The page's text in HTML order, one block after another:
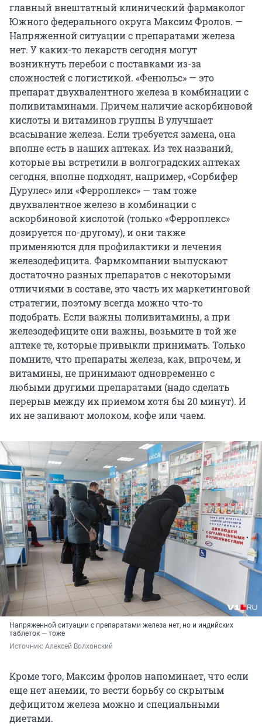
главный внештатный клинический фармаколог
Южного федерального округа Максим Фролов. —
Напряженной ситуации с препаратами железа
нет. У каких-то лекарств сегодня могут
возникнуть перебои с поставками из-за
сложностей с логистикой. «Фенюльс» — это
препарат двухвалентного железа в комбинации с
поливитаминами. Причем наличие аскорбиновой
кислоты и витаминов группы B улучшает
всасывание железа. Если требуется замена, она
вполне есть в наших аптеках. Из тех названий,
которые вы встретили в волгоградских аптеках
сегодня, вполне подходят, например, «Сорбифер
Дурулес» или «Ферроплекс» — там тоже
двухвалентное железо в комбинации с
аскорбиновой кислотой (только «Ферроплекс»
дозируется по-другому), и они также
применяются для профилактики и лечения
железодефицита. Фармкомпании выпускают
достаточно разных препаратов с некоторыми
отличиями в составе, это часть их маркетинговой
стратегии, поэтому всегда можно что-то
подобрать. Если важны поливитамины, а при
железодефиците они важны, возьмите в той же
аптеке те, которые привыкли принимать. Только
помните, что препараты железа, как, впрочем, и
витамины, не принимают одновременно с
любыми другими препаратами (надо сделать
перерыв между их приемом хотя бы 20 минут). И
их не запивают молоком, кофе или чаем.
Напряженной ситуации с препаратами железа нет, но и индийских
таблеток — тоже
Источник: Алексей Волхонский
Кроме того, Максим фролов напоминает, что если
еще нет анемии, то вести борьбу со скрытым
дефицитом железа можно и специальными
диетами.